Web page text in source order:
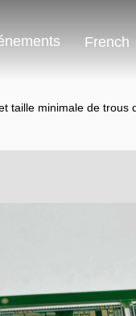
French
taille minimale de trous